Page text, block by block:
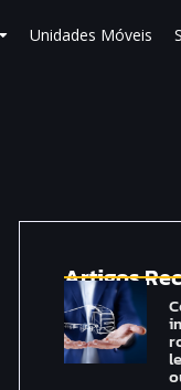
Unidades Móveis
Artigos